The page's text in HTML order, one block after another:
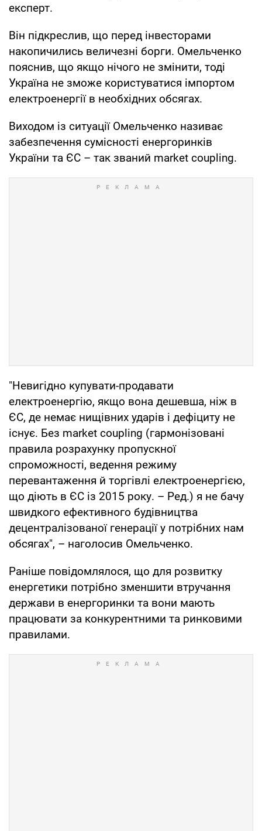
експерт.
Він підкреслив, що перед інвесторами
накопичились величезні борги. Омельченко
пояснив, що якщо нічого не змінити, тоді
Україна не зможе користуватися імпортом
електроенергії в необхідних обсягах.
Виходом із ситуації Омельченко називає
забезпечення сумісності енергоринків
України та ЄС – так званий market coupling.
"Невигідно купувати-продавати
електроенергію, якщо вона дешевша, ніж в
ЄС, де немає нищівних ударів і дефіциту не
існує. Без market coupling (гармонізовані
правила розрахунку пропускної
спроможності, ведення режиму
перевантаження й торгівлі електроенергією,
що діють в ЄС із 2015 року. – Ред.) я не бачу
швидкого ефективного будівництва
децентралізованої генерації у потрібних нам
обсягах", – наголосив Омельченко.
Раніше повідомлялося, що для розвитку
енергетики потрібно зменшити втручання
держави в енергоринки та вони мають
працювати за конкурентними та ринковими
правилами.